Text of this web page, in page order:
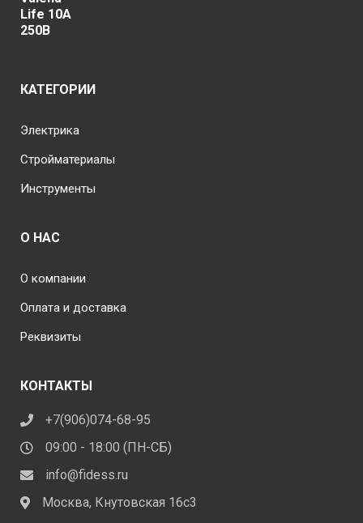
КАТЕГОРИИ
Электрика
Стройматериалы
Инструменты
О НАС
О компании
Оплата и доставка
Реквизиты
КОНТАКТЫ
+7(906)074-68-95
09:00 - 18:00 (ПН-СБ)
info@fidess.ru
Москва, Кнутовская 16с3